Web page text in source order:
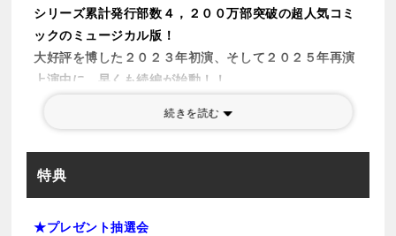
続きを読む
シリーズ累計発行部数４，２００万部突破の超人気コミ
ックのミュージカル版！
大好評を博した２０２３年初演、そして２０２５年再演
上演中に、早くも続編が始動！！
＋」（集英社）で連載中のコミック、スパイアクション
＆ホームコメディ「SPY×FAMILY」。「スパイ＆超能力
者＆殺し屋が互いの秘密を抱えたまま仮初めの家族にな
特典
★プレゼント抽選会